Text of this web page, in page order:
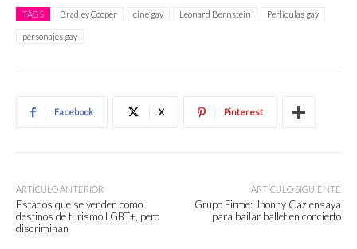
TAGS Bradley Cooper cine gay Leonard Bernstein Perlículas gay
personajes gay
Facebook X Pinterest
ARTÍCULO ANTERIOR
Estados que se venden como
destinos de turismo LGBT+, pero
discriminan
ARTÍCULO SIGUIENTE
Grupo Firme: Jhonny Caz ensaya
para bailar ballet en concierto